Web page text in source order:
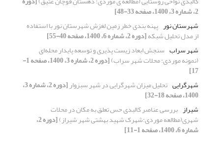
2، شماره 3، 1400، صفحه 33-48]
شهرستان نور پهنه بندی خطر زمین لغزش شهرستان نور با استفاده
از مدل تحلیل شبکه[دوره 2، شماره 6، 1400، صفحه 40-55]
شهر سراب سنجش ابعاد زیست پذیری و توسعه پایدار محله‌ای
(نمونه موردی: محلات شهر سراب) [دوره 2، شماره 3، 1400، صفحه 1-
17]
شهرگرایی تحلیل میزان شهرگرایی در شهر سبزوار [دوره 2، شماره 3،
1400، صفحه 18-32]
شیراز بررسی عناصر کالبدی حس تعلق به مکان در محلات
شهری(مطالعه موردی:شهرک شهید بهشتی شهر شیراز) [دوره 2،
شماره 6، 1400، صفحه 1-11]